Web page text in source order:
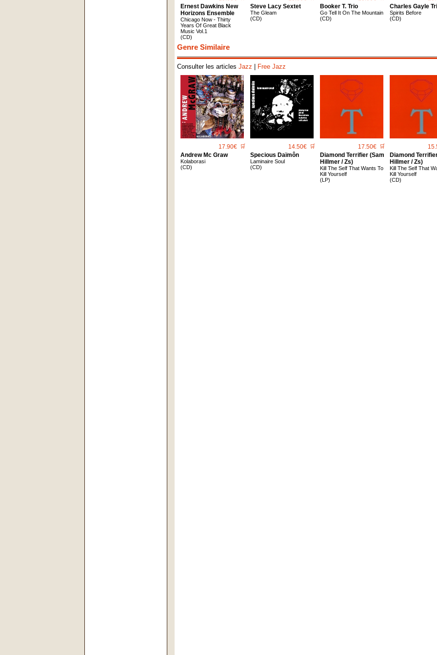
Ernest Dawkins New
Horizons Ensemble
Chicago Now - Thirty
Years Of Great Black
Music Vol.1
(CD)
Steve Lacy Sextet
The Gleam
(CD)
Booker T. Trio
Go Tell It On The Mountain
(CD)
Charles Gayle
Spirits Before
(CD)
Genre Similaire
Consulter les articles Jazz Free Jazz
17.90€ 🛒
Andrew Mc Graw
Kolaborasi
(CD)
14.50€ 🛒
Specious Daïmôn
Laminaire Soul
(CD)
17.50€ 🛒
Diamond Terrifier (Sam
Hillmer / Zs)
Kill The Self That Wants To
Kill Yourself
(LP)
Diamond
Hillmer / Zs)
Kill The Self That
Kill Yourself
(CD)